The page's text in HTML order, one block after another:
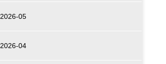
2026-05
2026-04